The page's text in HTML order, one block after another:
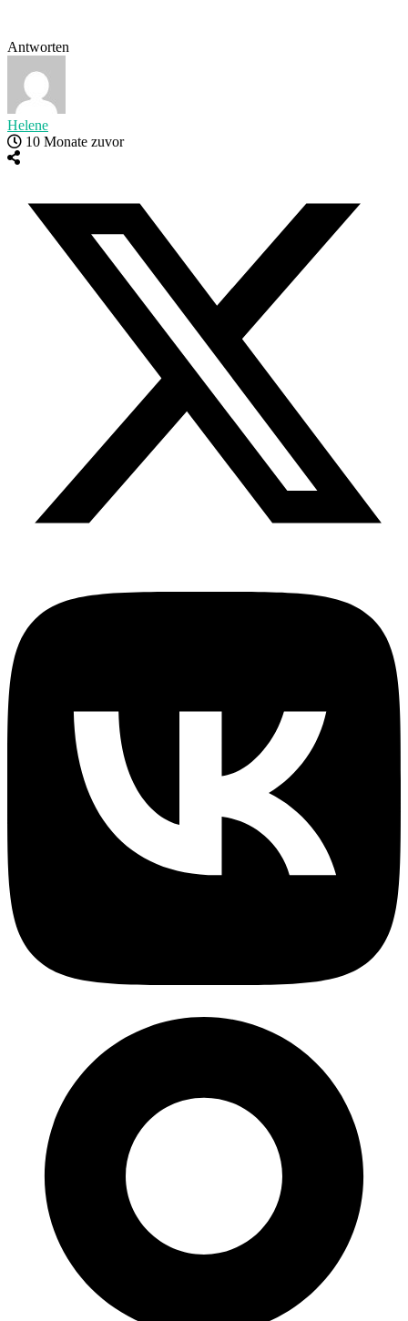
Antworten
Helene
10 Monate zuvor